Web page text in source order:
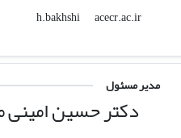
h.bakhshi
acecr.ac.ir
مدیر مسئول
دکتر حسین